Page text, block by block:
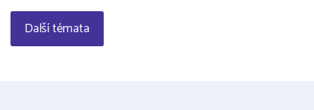
Další témata